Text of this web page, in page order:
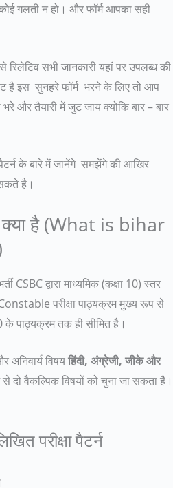
गलती न हो। और फॉर्म आपका सही
सभी जानकारी यहां पर उपलब्ध की
है इस सुनहरे फॉर्म भरने के लिए तो आप
और तैयारी में जुट जाय क्योकि बार – बार
के बारे में जानेंगे समझेंगे की आखिर
है।
क्या है (What is bihar
द्वारा माध्यमिक (कक्षा 10) स्तर
परीक्षा पाठ्यक्रम मुख्य रूप से
के पाठ्यक्रम तक ही सीमित है।
विषयहिंदी, अंग्रेजी, जीके और
दो वैकल्पिक विषयों को चुना जा सकता है।
परीक्षा पैटर्न